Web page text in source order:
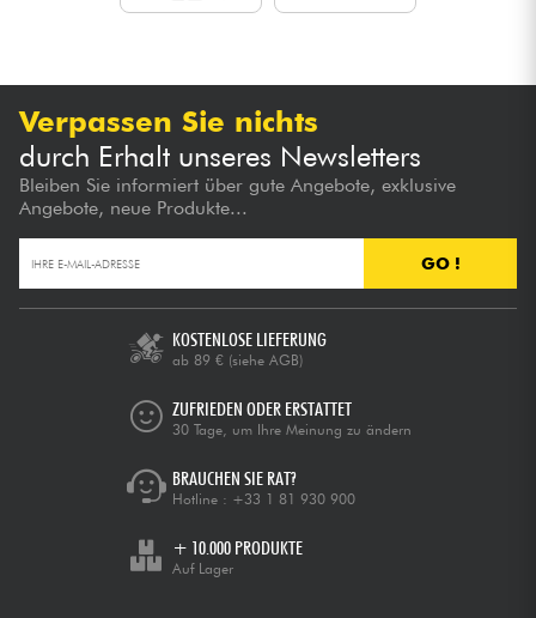
Verpassen Sie nichts
durch Erhalt unseres Newsletters
Bleiben Sie informiert über gute Angebote, exklusive
Angebote, neue Produkte...
GO !
KOSTENLOSE LIEFERUNG
ab 89 € (siehe AGB)
ZUFRIEDEN ODER ERSTATTET
30 Tage, um Ihre Meinung zu ändern
BRAUCHEN SIE RAT?
Hotline : +33 1 81 930 900
+ 10.000 PRODUKTE
Auf Lager